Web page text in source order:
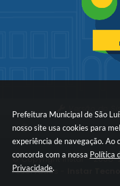
Prefeitura Municipal de São
nosso site usa cookies para
experiência de navegação. Ao
concorda com a nossa Política
Privacidade.
Portal do Segurado
Manual de Gestão
Ver mais serviços para o
Portal atualizado em:
© Copyright Instar - 2006-
reservados -